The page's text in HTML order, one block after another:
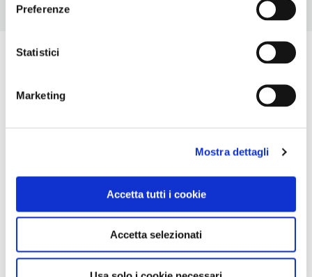
Preferenze
Statistici
Marketing
Mostra dettagli
Accetta tutti i cookie
Accetta selezionati